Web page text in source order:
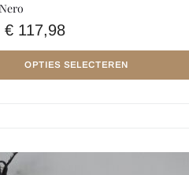
€117,98
OPTIES SELECTEREN